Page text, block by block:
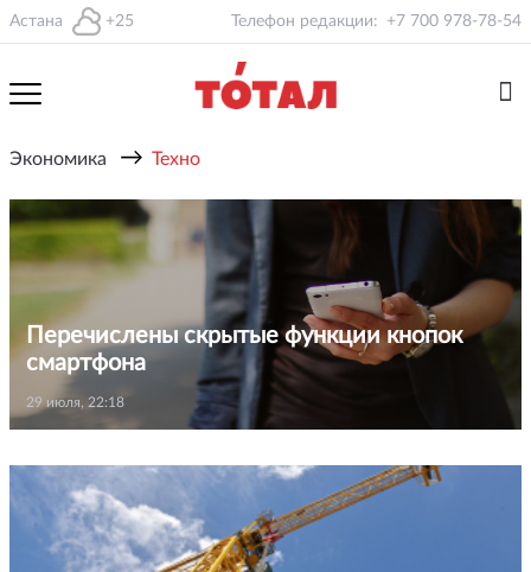
Астана +25 Телефон редакции: +7 700 978-78-54
Экономика → Техно
Перечислены скрытые функции кнопок
смартфона
29 июля, 22:18